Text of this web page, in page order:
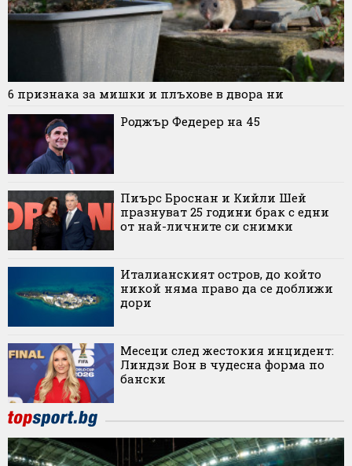
6 признака за мишки и плъхове в двора ни
Роджър Федерер на 45
Пиърс Броснан и Кийли Шей
празнуват 25 години брак с едни
от най-личните си снимки
Италианският остров, до който
никой няма право да се доближи
дори
Месеци след жестокия инцидент:
Линдзи Вон в чудесна форма по
бански